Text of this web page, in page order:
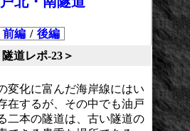
前編 / 後編
隧道レポ-23＞
変化に富んだ海岸線にはい
在するが、その中でも油戸
二本の隧道は、古い隧道の